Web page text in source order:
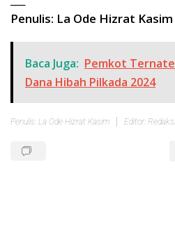
Penulis: La Ode Hizrat Kasim
Baca Juga: Pemkot
Dana Hibah Pilkada 2024
Penulis: La Ode Hizrat Kasim Editor: Redaksi